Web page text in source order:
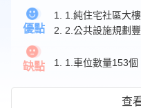
優點
1. 1.純住宅社區大
2. 2.公共設施規劃
缺點 1. 1.車位數量153個
查